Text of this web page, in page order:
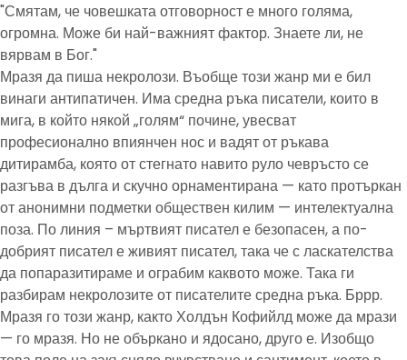
"Смятам, че човешката отговорност е много голяма,
огромна. Може би най-важният фактор. Знаете ли, не
вярвам в Бог."
Мразя да пиша некролози. Въобще този жанр ми е бил
винаги антипатичен. Има средна ръка писатели, които в
мига, в който някой „голям“ почине, увесват
професионално впиянчен нос и вадят от ръкава
дитирамба, която от стегнато навито руло чевръсто се
разгъва в дълга и скучно орнаментирана — като протъркан
от анонимни подметки обществен килим — интелектуална
поза. По линия – мъртвият писател е безопасен, а по-
добрият писател е живият писател, така че с ласкателства
да попаразитираме и ограбим каквото може. Така ги
разбирам некролозите от писателите средна ръка. Бррр.
Мразя го този жанр, както Холдън Кофийлд може да мрази
— го мразя. Но не объркано и ядосано, друго е. Изобщо